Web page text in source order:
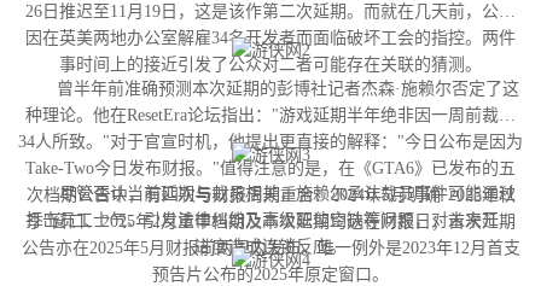
26日推迟至11月19日，这是该作第二次延期。而就在几天前，公司
因在英美两地办公室解雇34名开发者而面临破坏工会的指控。两件
事时间上的接近引发了公众对二者可能存在关联的猜测。
曾半年前准确预测本次延期的彭博社记者杰森·施赖尔否定了这
种理论。他在ResetEra论坛指出："游戏延期半年绝非因一周前裁撤
34人所致。"对于官宣时机，他提出更直接的解释："今日公布是因为
Take-Two今日发布财报。"值得注意的是，在《GTA6》已发布的五
次档期公告中，有四次与财报周期重合：2024年5月明确"2025年秋
季"窗口、2025年2月重申档期及本次延期均选在财报日；首次延期
公告亦在2025年5月财报前两周内发布。唯一例外是2023年12月首支
预告片公布的2025年原定窗口。
尽管否认当前延期与裁员相关，施赖尔承认裁员事件可能通过
打击员工士气、引发法律纠纷及高级职位空缺等问题，对未来开发
进度造成连锁反应。